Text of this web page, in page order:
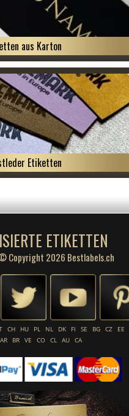
aus Karton
Etiketten
ETIKETTEN
Copyright 2026 Bestlabels.ch
CH HU PL NL DK FI SE BG CZ
EE
AR BR VE CO CL AU CA